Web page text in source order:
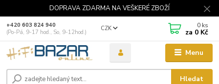
DOPRAVA ZDARMA NA VEŠKERÉ ZBOŽÍ
Menu
CZK
Hledat
+420 603 824 940
(Po-Pá, 9-17 hod., So, 9-12hod.)
0 ks
za 0 Kč